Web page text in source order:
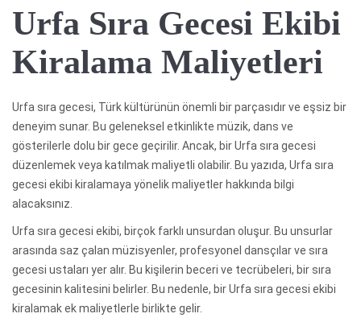
Urfa Sıra Gecesi Ekibi
Kiralama Maliyetleri
Urfa sıra gecesi, Türk kültürünün önemli bir parçasıdır ve eşsiz bir
deneyim sunar. Bu geleneksel etkinlikte müzik, dans ve
gösterilerle dolu bir gece geçirilir. Ancak, bir Urfa sıra gecesi
düzenlemek veya katılmak maliyetli olabilir. Bu yazıda, Urfa sıra
gecesi ekibi kiralamaya yönelik maliyetler hakkında bilgi
alacaksınız.
Urfa sıra gecesi ekibi, birçok farklı unsurdan oluşur. Bu unsurlar
arasında saz çalan müzisyenler, profesyonel dansçılar ve sıra
gecesi ustaları yer alır. Bu kişilerin beceri ve tecrübeleri, bir sıra
gecesinin kalitesini belirler. Bu nedenle, bir Urfa sıra gecesi ekibi
kiralamak ek maliyetlerle birlikte gelir.